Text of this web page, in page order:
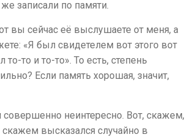
записали по памяти.
вы сейчас её выслушаете от меня, а
«Я был свидетелем вот этого вот
то и то-то». То есть, степень
Если память хорошая, значит,
неинтересно. Вот, скажем,
высказался случайно в